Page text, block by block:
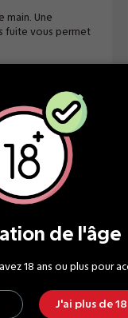
main. Une
fuite vous permet
de l'âge
18 ans ou plus pour
J'ai plus de 18